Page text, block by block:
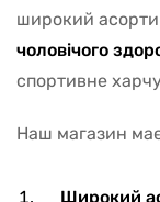
широкий
чоловічого
спортивне
Наш магазин
Широкий